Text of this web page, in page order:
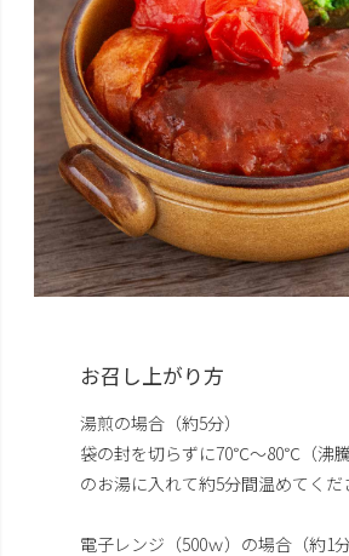
お召し上がり方
湯煎の場合（約5分）
袋の封を切らずに70℃～80℃（沸騰
のお湯に入れて約5分間温めてくだ
電子レンジ（500ｗ）の場合（約1分